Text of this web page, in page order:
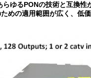
らゆるPONの技術と互換性
めの適用範囲が広く、低